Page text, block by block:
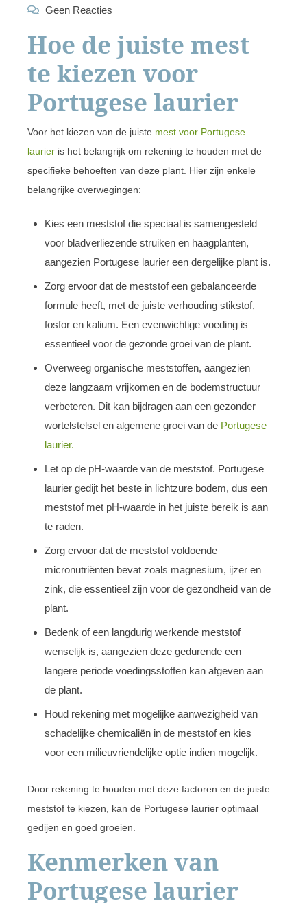
Geen Reacties
Hoe de juiste mest
te kiezen voor
Portugese laurier
Voor het kiezen van de juiste mest voor Portugese
laurier is het belangrijk om rekening te houden met de
specifieke behoeften van deze plant. Hier zijn enkele
belangrijke overwegingen:
Kies een meststof die speciaal is samengesteld
voor bladverliezende struiken en haagplanten,
aangezien Portugese laurier een dergelijke plant is.
Zorg ervoor dat de meststof een gebalanceerde
formule heeft, met de juiste verhouding stikstof,
fosfor en kalium. Een evenwichtige voeding is
essentieel voor de gezonde groei van de plant.
Overweeg organische meststoffen, aangezien
deze langzaam vrijkomen en de bodemstructuur
verbeteren. Dit kan bijdragen aan een gezonder
wortelstelsel en algemene groei van de Portugese
laurier.
Let op de pH-waarde van de meststof. Portugese
laurier gedijt het beste in lichtzure bodem, dus een
meststof met pH-waarde in het juiste bereik is aan
te raden.
Zorg ervoor dat de meststof voldoende
micronutriënten bevat zoals magnesium, ijzer en
zink, die essentieel zijn voor de gezondheid van de
plant.
Bedenk of een langdurig werkende meststof
wenselijk is, aangezien deze gedurende een
langere periode voedingsstoffen kan afgeven aan
de plant.
Houd rekening met mogelijke aanwezigheid van
schadelijke chemicaliën in de meststof en kies
voor een milieuvriendelijke optie indien mogelijk.
Door rekening te houden met deze factoren en de juiste
meststof te kiezen, kan de Portugese laurier optimaal
gedijen en goed groeien.
Kenmerken van
Portugese laurier